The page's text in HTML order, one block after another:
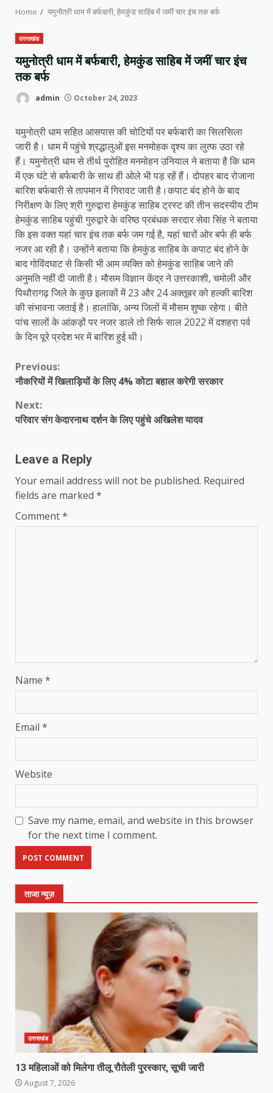
Home यमुनोत्री धाम में बर्फबारी, हेमकुंड साहिब में जमीं चार इंच तक बर्फ
उत्तराखंड
यमुनोत्री धाम में बर्फबारी, हेमकुंड साहिब में जमीं चार इंच
तक बर्फ
admin October 24, 2023
यमुनोत्री धाम सहित आसपास की चोटियों पर बर्फबारी का सिलसिला
जारी है। धाम में पहुंचे श्रद्धालुओं इस मनमोहक दृश्य का लुत्फ उठा रहे
हैं। यमुनोत्री धाम से तीर्थ पुरोहित मनमोहन उनियाल ने बताया है कि धाम
में एक घंटे से बर्फबारी के साथ ही ओले भी पड़ रहें हैं। दोपहर बाद रोजाना
बारिश बर्फबारी से तापमान में गिरावट जारी है।कपाट बंंद होने के बाद
निरीक्षण के लिए श्री गुरुद्वारा हेमकुंड साहिब ट्रस्ट की तीन सदस्यीय टीम
हेमकुंड साहिब पहुंची गुरुद्वारे के वरिष्ठ प्रबंधक सरदार सेवा सिंह ने बताया
कि इस वक्त यहां चार इंच तक बर्फ जम गई है, यहां चारों ओर बर्फ ही बर्फ
नजर आ रही है। उन्होंने बताया कि हेमकुंड साहिब के कपाट बंद होने के
बाद गोविंदघाट से किसी भी आम व्यक्ति को हेमकुंड साहिब जाने की
अनुमति नहीं दी जाती है। मौसम विज्ञान केंद्र ने उत्तरकाशी, चमोली और
पिथौरागढ़ जिले के कुछ इलाकों में 23 और 24 अक्तूबर को हल्की बारिश
की संभावना जताई है। हालांकि, अन्य जिलों में मौसम शुष्क रहेगा। बीते
पांच सालों के आंकड़ों पर नजर डाले तो सिर्फ साल 2022 में दशहरा पर्व
के दिन पूरे प्रदेश भर में बारिश हुई थी।
Continue
Previous:
नौकरियों में खिलाड़ियों के लिए 4% कोटा बहाल करेगी सरकार
Next:
परिवार संग केदारनाथ दर्शन के लिए पहुंचे अखिलेश यादव
Leave a Reply
Your email address will not be published. Required
fields are marked *
Comment*
Name *
Email *
Website
Save my name, email, and website in this browser
for the next time I comment.
ताजा न्यूज़
उत्तराखंड
13 महिलाओं को मिलेगा तीलू रौतेली पुरस्कार, सूची जारी
August 7, 2026